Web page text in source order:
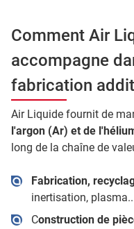
Comment Air
accompagne
fabrication
Air Liquide fournit de
l'argon (Ar) et de
long de la chaîne de
Fabrication,
inertisation,
Construction de